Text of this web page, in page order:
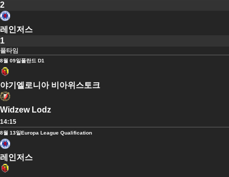
2
레인저스
1
풀타임
8월 09일폴란드 D1
야기엘로니아 비아위스토크
Widzew Lodz
14:15
8월 13일 Europa League Qualification
레인저스